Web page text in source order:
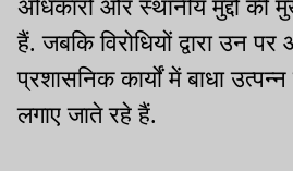
अधिकारों और स्थानीय मुद्दों की
हैं. जबकि विरोधियों द्वारा उन
प्रशासनिक कार्यों में बाधा
लगाए जाते रहे हैं.